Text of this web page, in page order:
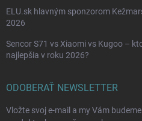
ELU.sk hlavným sponzorom
2026
Sencor S71 vs Xiaomi vs Kugoo –
najlepšia v roku 2026?
ODOBERAŤ NEWSLETTER
Vložte svoj e-mail a my Vám